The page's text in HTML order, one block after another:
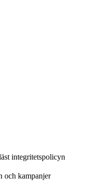
integritetspolicyn
och kampanjer